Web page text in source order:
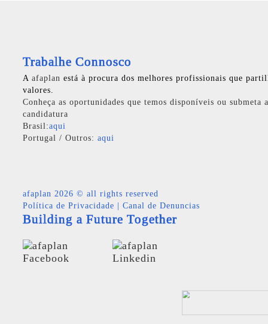
Trabalhe Connosco
A afaplan está à procura dos melhores profissionais que
valores.
Conheça as oportunidades que temos disponíveis ou submeta
candidatura
Brasil:aqui
Portugal / Outros: aqui
afaplan 2026 © all rights reserved
Política de Privacidade
Canal de Denuncias
Building a Future Together